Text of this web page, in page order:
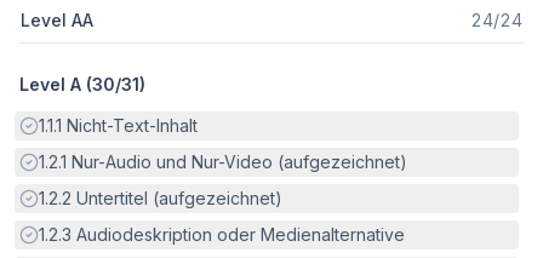
Level AA 24/24
Level A (30/31)
Erfüllt:
1.1.1 Nicht-Text-Inhalt
Erfüllt:
1.2.1 Nur-Audio und Nur-Video (aufgezeichnet)
Erfüllt:
1.2.2 Untertitel (aufgezeichnet)
Erfüllt:
1.2.3 Audiodeskription oder Medienalternative